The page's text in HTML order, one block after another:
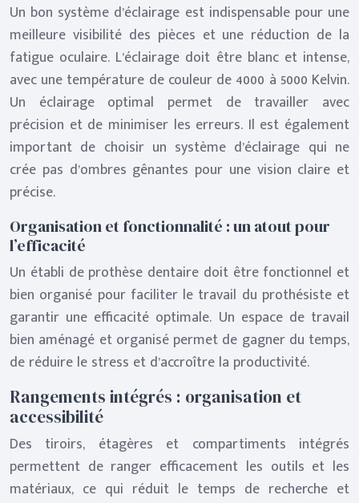
Un bon système d’éclairage est indispensable pour une
meilleure visibilité des pièces et une réduction de la
fatigue oculaire. L’éclairage doit être blanc et intense,
avec une température de couleur de 4000 à 5000 Kelvin.
Un éclairage optimal permet de travailler avec
précision et de minimiser les erreurs. Il est également
important de choisir un système d’éclairage qui ne
crée pas d’ombres gênantes pour une vision claire et
précise.
Organisation et fonctionnalité : un atout pour
l’efficacité
Un établi de prothèse dentaire doit être fonctionnel et
bien organisé pour faciliter le travail du prothésiste et
garantir une efficacité optimale. Un espace de travail
bien aménagé et organisé permet de gagner du temps,
de réduire le stress et d’accroître la productivité.
Rangements intégrés : organisation et
accessibilité
Des tiroirs, étagères et compartiments intégrés
permettent de ranger efficacement les outils et les
matériaux, ce qui réduit le temps de recherche et